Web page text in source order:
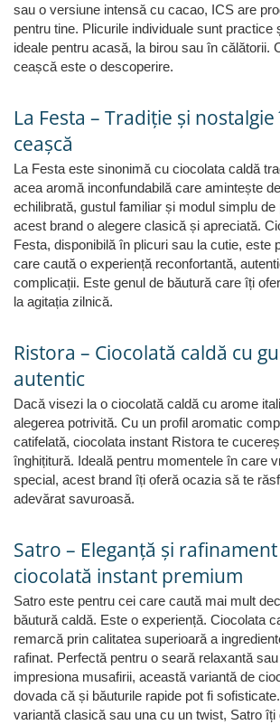
sau o versiune intensă cu cacao, ICS are
pentru tine. Plicurile individuale sunt practice
ideale pentru acasă, la birou sau în călătorii.
ceașcă este o descoperire.
La Festa – Tradiție și
ceașcă
La Festa este sinonimă cu ciocolata caldă
acea aromă inconfundabilă care amintește
echilibrată, gustul familiar și modul simplu de
acest brand o alegere clasică și apreciată.
Festa, disponibilă în plicuri sau la cutie, este
care caută o experiență reconfortantă,
complicații. Este genul de băutură care îți
la agitația zilnică.
Ristora – Ciocolată caldă cu
autentic
Dacă visezi la o ciocolată caldă cu arome
alegerea potrivită. Cu un profil aromatic
catifelată, ciocolata instant Ristora te
înghițitură. Ideală pentru momentele în care
special, acest brand îți oferă ocazia să te
adevărat savuroasă.
Satro – Eleganță și
ciocolată instant premium
Satro este pentru cei care caută mai mult
băutură caldă. Este o experiență. Ciocolata
remarcă prin calitatea superioară a
rafinat. Perfectă pentru o seară relaxantă
impresiona musafirii, această variantă de
dovada că și băuturile rapide pot fi
variantă clasică sau una cu un twist, Satro îți